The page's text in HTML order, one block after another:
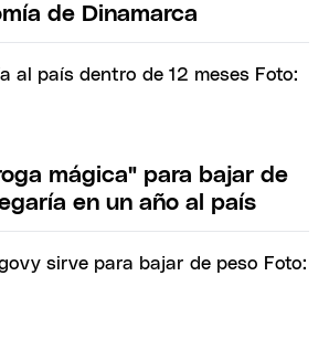
de Dinamarca
mágica" para bajar de
en un año al país